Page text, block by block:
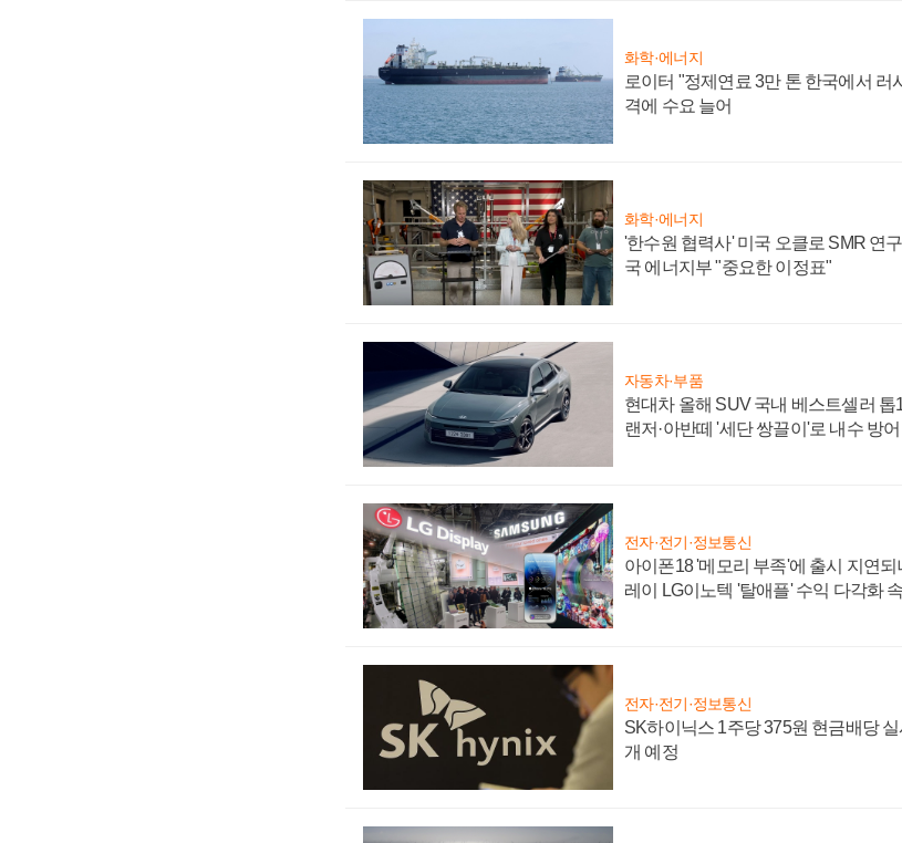
화학·에너지
로이터 "정제연료 3만 톤 한국에서 러
격에 수요 늘어
화학·에너지
'한수원 협력사' 미국 오클로 SMR 연
국 에너지부 "중요한 이정표"
자동차·부품
현대차 올해 SUV 국내 베스트셀러
랜저·아반떼 '세단 쌍끌이'로 내수 방어
전자·전기·정보통신
아이폰18 '메모리 부족'에 출시 지연
레이 LG이노텍 '탈애플' 수익 다각화
전자·전기·정보통신
SK하이닉스 1주당 375원 현금배당
개 예정